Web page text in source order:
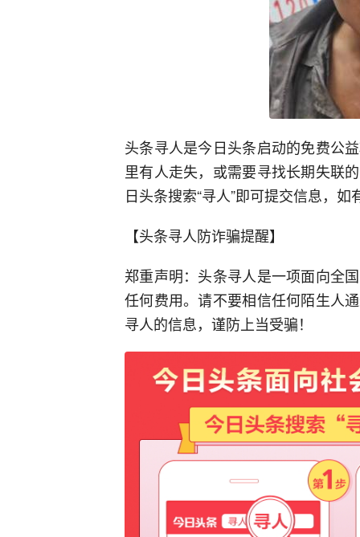
头条寻人是今日头条启动的免费公
里有人走失，或需要寻找长期失联
日头条搜索“寻人”即可提交信息，
【头条寻人防诈骗提醒】
郑重声明：头条寻人是一项面向全
任何费用。请不要相信任何陌生人
寻人的信息，谨防上当受骗！